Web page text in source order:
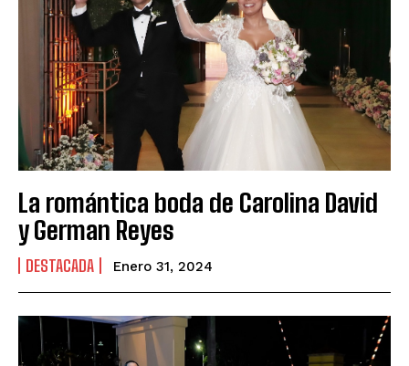
La romántica boda de Carolina David
y German Reyes
DESTACADA Enero 31, 2024